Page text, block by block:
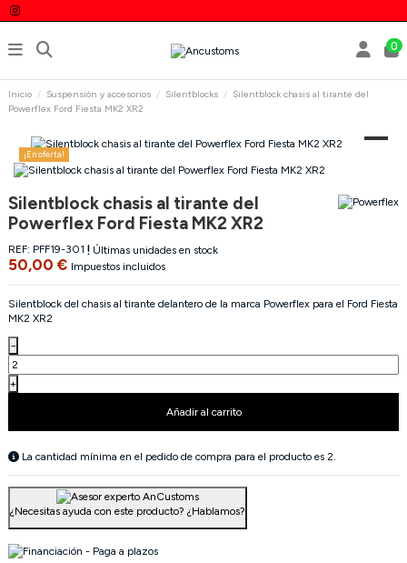
0
Inicio Suspensión y accesorios Silentblocks
Silentblock chasis al tirante del
Powerflex Ford Fiesta MK2 XR2
¡En oferta!
Silentblock chasis al tirante del
Powerflex Ford Fiesta MK2 XR2
REF: PFF19-301 Últimas unidades en stock
50,00 € Impuestos incluidos
Silentblock del chasis al tirante delantero de la marca Powerflex para el Ford Fiesta
MK2 XR2
−
+
Añadir al carrito
La cantidad mínima en el pedido de compra para el producto es 2.
¿Necesitas ayuda con este producto? ¿Hablamos?